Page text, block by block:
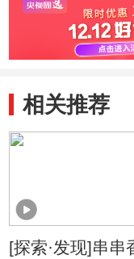
相关推荐
[探索·发现]串串